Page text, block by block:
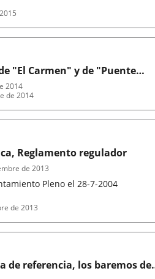
"El Carmen" y de "Puente
2014
de 2014
Reglamento regulador
Pleno el 28-7-2004
de 2013
de 2013
de referencia, los baremos de